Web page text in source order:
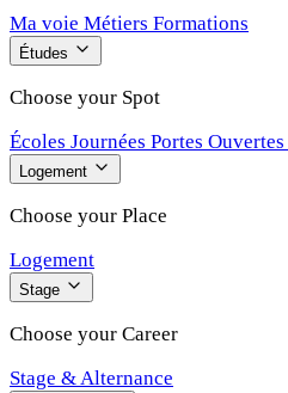
Ma voie Métiers Formations
Études
Choose your Spot
Écoles Journées Portes Ouvertes
Logement
Choose your Place
Logement
Stage
Choose your Career
Stage & Alternance